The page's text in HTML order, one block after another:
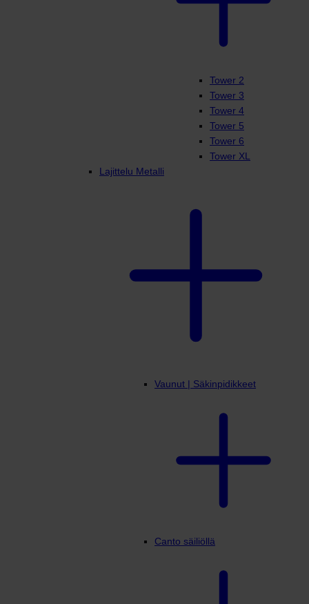
Tower 2
Tower 3
Tower 4
Tower 5
Tower 6
Tower XL
Lajittelu Metalli
Vaunut | Säkinpidikkeet
Canto säiliöllä